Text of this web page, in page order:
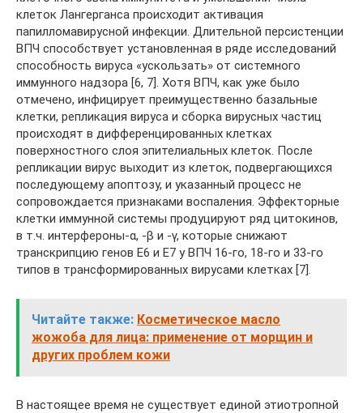
клеток Лангерганса происходит активация
папилломавирусной инфекции. Длительной персистенции
ВПЧ способствует установленная в ряде исследований
способность вируса «ускользать» от системного
иммунного надзора [6, 7]. Хотя ВПЧ, как уже было
отмечено, инфицирует преимущественно базальные
клетки, репликация вируса и сборка вирусных частиц
происходят в дифференцированных клетках
поверхностного слоя эпителиальных клеток. После
репликации вирус выходит из клеток, подвергающихся
последующему апоптозу, и указанный процесс не
сопровождается признаками воспаления. Эффекторные
клетки иммунной системы продуцируют ряд цитокинов,
в т.ч. интерфероны-α, -β и -γ, которые снижают
транскрипцию генов Е6 и Е7 у ВПЧ 16-го, 18-го и 33-го
типов в трансформированных вирусами клетках [7].
Читайте также: Косметическое масло
жожоба для лица: применение от морщин и
других проблем кожи
В настоящее время не существует единой этиотропной